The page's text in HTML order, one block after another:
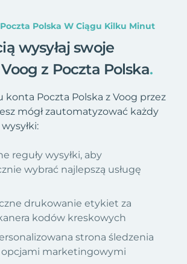
Poczta Polska W Ciągu Kilku Minut
wysyłaj swoje
z Poczta Polska.
konta Poczta Polska z Voog przez
mógł zautomatyzować każdy
reguły wysyłki, aby
wybrać najlepszą usługę
drukowanie etykiet za
kodów kreskowych
strona śledzenia
opcjami marketingowymi